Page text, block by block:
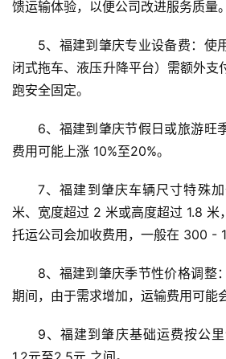
馈运输体验，以便公司改进服务质量。
5、福建到肇庆专业设备费：使
闭式拖车、液压升降平台）需额外支
跑安全固定。
6、福建到肇庆节假日或旅游旺
费用可能上涨 10%至20%。
7、福建到肇庆车辆尺寸特殊
米、宽度超过 2 米或高度超过 1.8 米
托运公司会加收费用，一般在 300 -
8、福建到肇庆季节性价格调整
期间，由于需求增加，运输费用可能
9、福建到肇庆基础运费按公